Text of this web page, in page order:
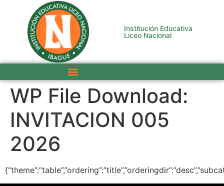
Institución Educativa
Liceo Nacional
WP File Download:
INVITACION 005
2026